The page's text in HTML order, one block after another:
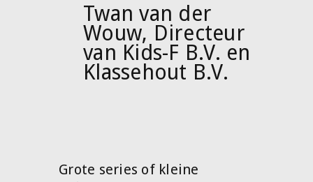
Twan van der
Wouw, Directeur
van Kids-F B.V. en
Klassehout B.V.
Grote series of kleine